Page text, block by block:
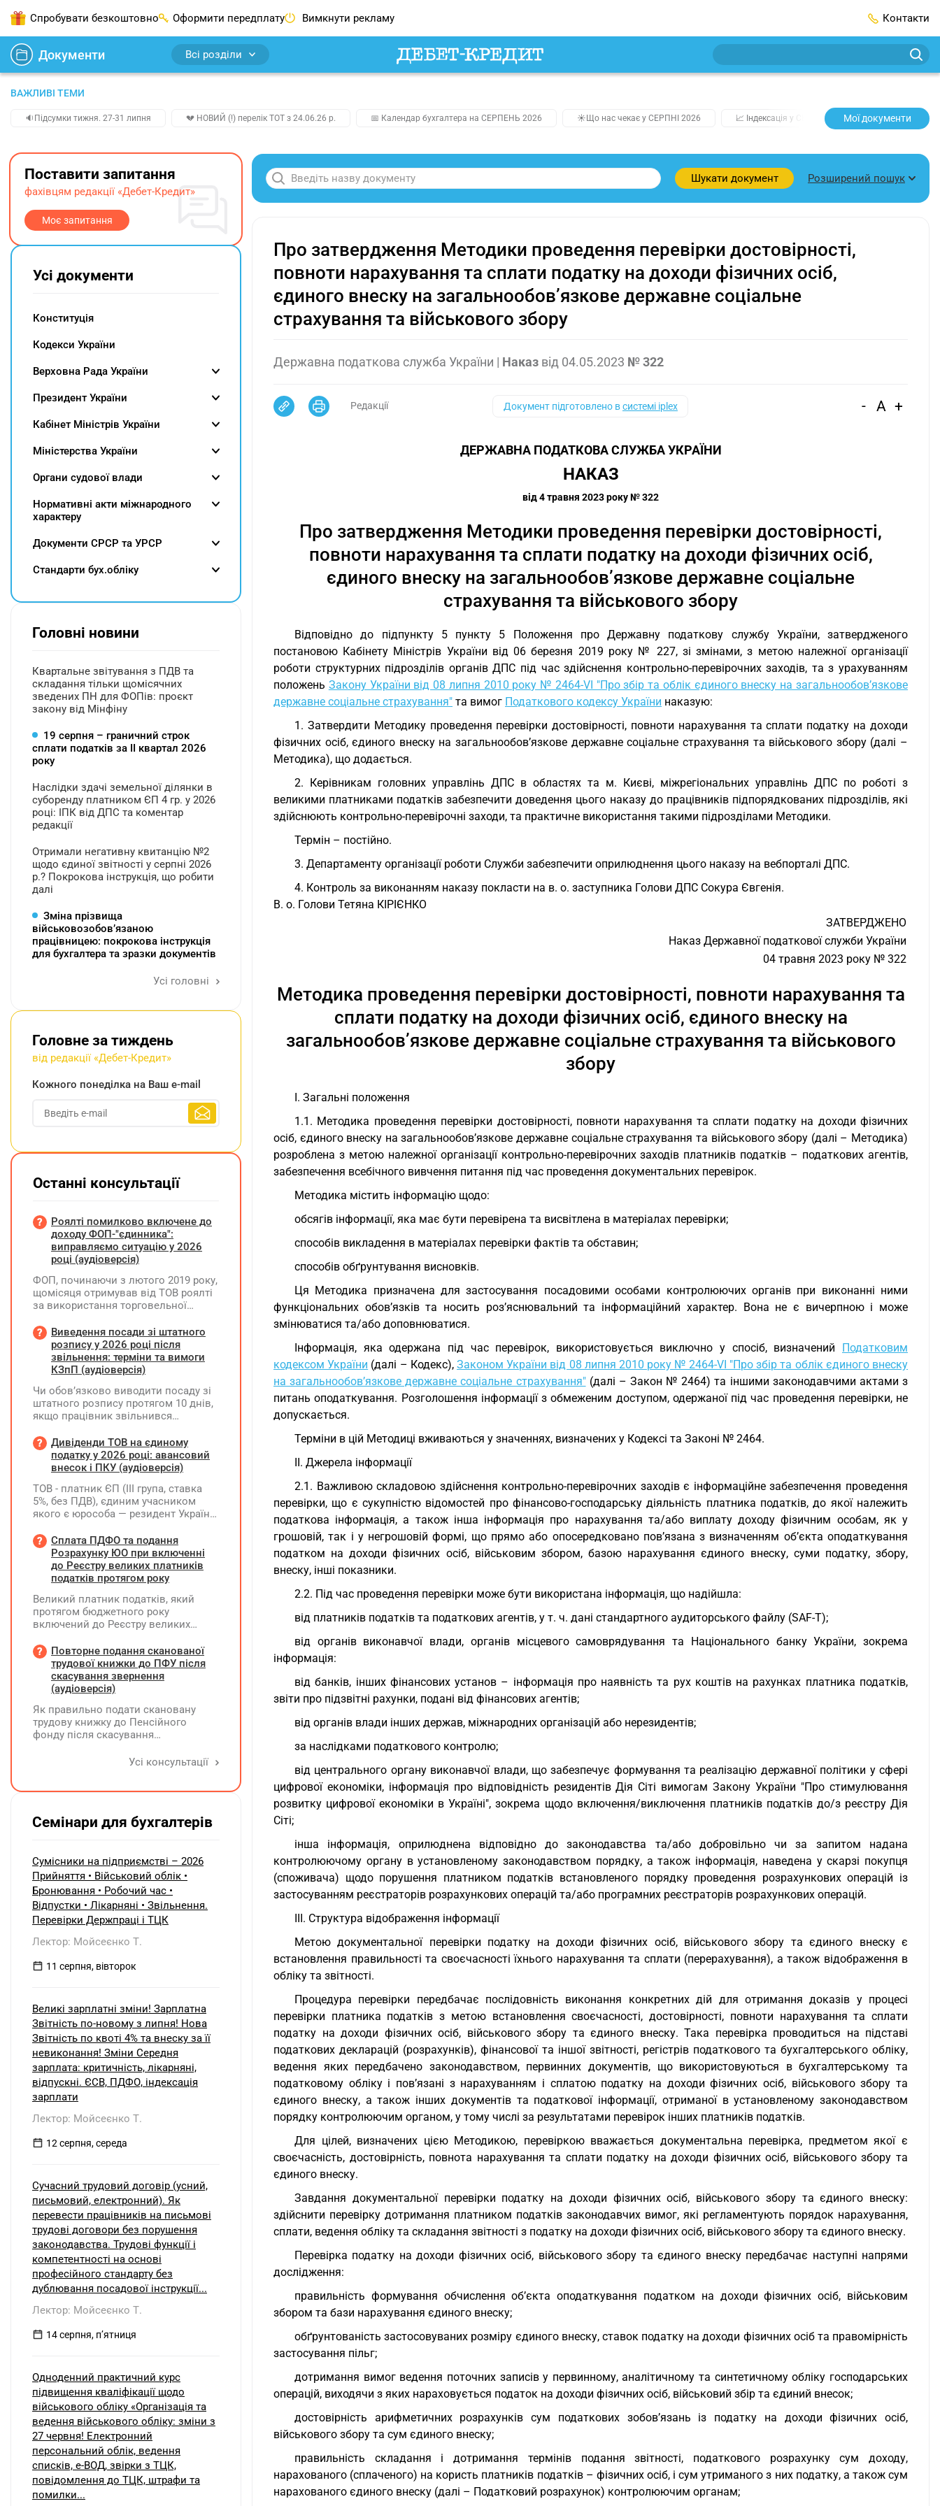
Спробувати безкоштовно Оформити передплату Вимкнути рекламу Контакти
Документи Всі розділи
ВАЖЛИВІ ТЕМИ
🔉Підсумки тижня. 27-31 липня 💔 НОВИЙ (!) перелік ТОТ з 24.06.26 р. 📅 Календар бухгалтера на СЕРПЕНЬ 2026 ☀️Що нас чекає у СЕРПНІ 2026 📈 Індексація у СЕРПНІ 2️⃣0️⃣2️⃣7️⃣ Усі
Мої документи
Шукати документ Розширений пошук
Про затвердження Методики проведення перевірки достовірності,
повноти нарахування та сплати податку на доходи фізичних осіб,
єдиного внеску на загальнообов’язкове державне соціальне
страхування та військового збору
Державна податкова служба України | Наказ від 04.05.2023 № 322
Редакції Документ підготовлено всистемі iplex - A +
ДЕРЖАВНА ПОДАТКОВА СЛУЖБА УКРАЇНИ
НАКАЗ
від 4 травня 2023 року № 322
Про затвердження Методики проведення перевірки достовірності,
повноти нарахування та сплати податку на доходи фізичних осіб,
єдиного внеску на загальнообов’язкове державне соціальне
страхування та військового збору
Відповідно до підпункту 5 пункту 5 Положення про Державну податкову службу України, затвердженого
постановою Кабінету Міністрів України від 06 березня 2019 року № 227, зі змінами, з метою належної організації
роботи структурних підрозділів органів ДПС під час здійснення контрольно-перевірочних заходів, та з урахуванням
положень Закону України від 08 липня 2010 року № 2464-VI "Про збір та облік єдиного внеску на загальнообов’язкове
державне соціальне страхування" та вимог Податкового кодексу України наказую:
1. Затвердити Методику проведення перевірки достовірності, повноти нарахування та сплати податку на доходи
фізичних осіб, єдиного внеску на загальнообов’язкове державне соціальне страхування та військового збору (далі –
Методика), що додається.
2. Керівникам головних управлінь ДПС в областях та м. Києві, міжрегіональних управлінь ДПС по роботі з
великими платниками податків забезпечити доведення цього наказу до працівників підпорядкованих підрозділів, які
здійснюють контрольно-перевірочні заходи, та практичне використання такими підрозділами Методики.
Термін – постійно.
3. Департаменту організації роботи Служби забезпечити оприлюднення цього наказу на вебпорталі ДПС.
4. Контроль за виконанням наказу покласти на в. о. заступника Голови ДПС Сокура Євгенія.
В. о. Голови Тетяна КІРІЄНКО
ЗАТВЕРДЖЕНО
Наказ Державної податкової служби України
04 травня 2023 року № 322
Методика проведення перевірки достовірності, повноти нарахування та
сплати податку на доходи фізичних осіб, єдиного внеску на
загальнообов’язкове державне соціальне страхування та військового
збору
I. Загальні положення
1.1. Методика проведення перевірки достовірності, повноти нарахування та сплати податку на доходи фізичних
осіб, єдиного внеску на загальнообов’язкове державне соціальне страхування та військового збору (далі – Методика)
розроблена з метою належної організації контрольно-перевірочних заходів платників податків – податкових агентів,
забезпечення всебічного вивчення питання під час проведення документальних перевірок.
Методика містить інформацію щодо:
обсягів інформації, яка має бути перевірена та висвітлена в матеріалах перевірки;
способів викладення в матеріалах перевірки фактів та обставин;
способів обґрунтування висновків.
Ця Методика призначена для застосування посадовими особами контролюючих органів при виконанні ними
функціональних обов’язків та носить роз’яснювальний та інформаційний характер. Вона не є вичерпною і може
змінюватися та/або доповнюватися.
Інформація, яка одержана під час перевірок, використовується виключно у спосіб, визначений Податковим
кодексом України (далі – Кодекс),Законом України від 08 липня 2010 року № 2464-VI "Про збір та облік єдиного внеску
на загальнообов’язкове державне соціальне страхування"(далі – Закон № 2464) та іншими законодавчими актами з
питань оподаткування. Розголошення інформації з обмеженим доступом, одержаної під час проведення перевірки, не
допускається.
Терміни в цій Методиці вживаються у значеннях, визначених у Кодексі та Законі № 2464.
II. Джерела інформації
2.1. Важливою складовою здійснення контрольно-перевірочних заходів є інформаційне забезпечення проведення
перевірки, що є сукупністю відомостей про фінансово-господарську діяльність платника податків, до якої належить
податкова інформація, а також інша інформація про нарахування та/або виплату доходу фізичним особам, як у
грошовій, так і у негрошовій формі, що прямо або опосередковано пов’язана з визначенням об’єкта оподаткування
податком на доходи фізичних осіб, військовим збором, базою нарахування єдиного внеску, суми податку, збору,
внеску, інші показники.
2.2. Під час проведення перевірки може бути використана інформація, що надійшла:
від платників податків та податкових агентів, у т. ч. дані стандартного аудиторського файлу (SAF-T);
від органів виконавчої влади, органів місцевого самоврядування та Національного банку України, зокрема
інформація:
від банків, інших фінансових установ – інформація про наявність та рух коштів на рахунках платника податків,
звіти про підзвітні рахунки, подані від фінансових агентів;
від органів влади інших держав, міжнародних організацій або нерезидентів;
за наслідками податкового контролю;
від центрального органу виконавчої влади, що забезпечує формування та реалізацію державної політики у сфері
цифрової економіки, інформація про відповідність резидентів Дія Сіті вимогам Закону України "Про стимулювання
розвитку цифрової економіки в Україні", зокрема щодо включення/виключення платників податків до/з реєстру Дія
Сіті;
інша інформація, оприлюднена відповідно до законодавства та/або добровільно чи за запитом надана
контролюючому органу в установленому законодавством порядку, а також інформація, наведена у скарзі покупця
(споживача) щодо порушення платником податків встановленого порядку проведення розрахункових операцій із
застосуванням реєстраторів розрахункових операцій та/або програмних реєстраторів розрахункових операцій.
III. Структура відображення інформації
Метою документальної перевірки податку на доходи фізичних осіб, військового збору та єдиного внеску є
встановлення правильності та своєчасності їхнього нарахування та сплати (перерахування), а також відображення в
обліку та звітності.
Процедура перевірки передбачає послідовність виконання конкретних дій для отримання доказів у процесі
перевірки платника податків з метою встановлення своєчасності, достовірності, повноти нарахування та сплати
податку на доходи фізичних осіб, військового збору та єдиного внеску. Така перевірка проводиться на підставі
податкових декларацій (розрахунків), фінансової та іншої звітності, регістрів податкового та бухгалтерського обліку,
ведення яких передбачено законодавством, первинних документів, що використовуються в бухгалтерському та
податковому обліку і пов’язані з нарахуванням і сплатою податку на доходи фізичних осіб, військового збору та
єдиного внеску, а також інших документів та податкової інформації, отриманої в установленому законодавством
порядку контролюючим органом, у тому числі за результатами перевірок інших платників податків.
Для цілей, визначених цією Методикою, перевіркою вважається документальна перевірка, предметом якої є
своєчасність, достовірність, повнота нарахування та сплати податку на доходи фізичних осіб, військового збору та
єдиного внеску.
Завдання документальної перевірки податку на доходи фізичних осіб, військового збору та єдиного внеску:
здійснити перевірку дотримання платником податків законодавчих вимог, які регламентують порядок нарахування,
сплати, ведення обліку та складання звітності з податку на доходи фізичних осіб, військового збору та єдиного внеску.
Перевірка податку на доходи фізичних осіб, військового збору та єдиного внеску передбачає наступні напрями
дослідження:
правильність формування обчислення об’єкта оподаткування податком на доходи фізичних осіб, військовим
збором та бази нарахування єдиного внеску;
обґрунтованість застосовуваних розміру єдиного внеску, ставок податку на доходи фізичних осіб та правомірність
застосування пільг;
дотримання вимог ведення поточних записів у первинному, аналітичному та синтетичному обліку господарських
операцій, виходячи з яких нараховується податок на доходи фізичних осіб, військовий збір та єдиний внесок;
достовірність арифметичних розрахунків сум податкових зобов’язань із податку на доходи фізичних осіб,
військового збору та сум єдиного внеску;
правильність складання і дотримання термінів подання звітності, податкового розрахунку сум доходу,
нарахованого (сплаченого) на користь платників податків – фізичних осіб, і сум утриманого з них податку, а також сум
нарахованого єдиного внеску (далі – Податковий розрахунок) контролюючим органам;
Поставити запитання
фахівцям редакції «Дебет-Кредит»
Моє запитання
Усі документи
Конституція
Кодекси України
Верховна Рада України
Президент України
Кабінет Міністрів України
Міністерства України
Органи судової влади
Нормативні акти міжнародного
характеру
Документи СРСР та УРСР
Cтандарти бух.обліку
Головні новини
Квартальне звітування з ПДВ та
складання тільки щомісячних
зведених ПН для ФОПів: проєкт
закону від Мінфіну
19 серпня – граничний строк
сплати податків за ІI квартал 2026
року
Наслідки здачі земельної ділянки в
суборенду платником ЄП 4 гр. у 2026
році: ІПК від ДПС та коментар
редакції
Отримали негативну квитанцію №2
щодо єдиної звітності у серпні 2026
р.? Покрокова інструкція, що робити
далі
Зміна прізвища
військовозобов’язаною
працівницею: покрокова інструкція
для бухгалтера та зразки документів
Усі головні
Головне за тиждень
від редакції «Дебет-Кредит»
Кожного понеділка на Ваш e-mail
Останні консультації
Роялті помилково включене до
доходу ФОП-"єдинника":
виправляємо ситуацію у 2026
році (аудіоверсія)
ФОП, починаючи з лютого 2019 року,
щомісяця отримував від ТОВ роялті
за використання торговельної
включав до доходу платника ЄП та
оподатковував за ставкою 5%.
Водночас ТОВ при виплаті роялті не
утримувало ПДФО та ВЗ. Як зараз
потрібно відображати отримані суми
у декларації "єдинника" за II квартал
2026 року? Чи можуть виникнути
зробити?
Виведення посади зі штатного
розпису у 2026 році після
звільнення: терміни та вимоги
КЗпП (аудіоверсія)
Чи обов’язково виводити посаду зі
штатного розпису протягом 10 днів,
якщо працівник звільнився
Дивіденди ТОВ на єдиному
податку у 2026 році: авансовий
внесок і ПКУ (аудіоверсія)
ТОВ - платник ЄП (ІІІ група, ставка
5%, без ПДВ), єдиним учасником
якого є юрособа — резидент України,
виплатити дивіденди за рахунок
нерозподіленого прибутку 2024–
2025 років у сумі 15 млн грн. Які
податкові наслідки виникають у
Сплата ПДФО та подання
Розрахунку ЮО при включенні
до Реєстру великих платників
податків протягом року
Великий платник податків, який
протягом бюджетного року
включений до Реєстру великих
за місцем попереднього обліку, а
Податковий розрахунок подає за
новим (основним) місцем обліку
Повторне подання сканованої
трудової книжки до ПФУ після
скасування звернення
(аудіоверсія)
Як правильно подати скановану
трудову книжку до Пенсійного
фонду після скасування
відсутність підпису на титульній
Усі консультації
Семінари для бухгалтерів
Сумісники на підприємстві – 2026
Прийняття • Військовий облік •
Бронювання • Робочий час •
Відпустки • Лікарняні • Звільнення.
Перевірки Держпраці і ТЦК
Лектор: Мойсеєнко Т.
11 серпня, вівторок
Великі зарплатні зміни! Зарплатна
Звітність по-новому з липня! Нова
Звітність по квоті 4% та внеску за її
невиконання! Зміни Середня
зарплата: критичність, лікарняні,
відпускні. ЄСВ, ПДФО, індексація
зарплати
Лектор: Мойсеєнко Т.
12 серпня, середа
Сучасний трудовий договір (усний,
письмовий, електронний). Як
перевести працівників на письмові
трудові договори без порушення
законодавства. Трудові функції і
компетентності на основі
професійного стандарту без
дублювання посадової інструкції...
Лектор: Мойсеєнко Т.
14 серпня, пʼятниця
Одноденний практичний курс
підвищення кваліфікації щодо
військового обліку «Організація та
ведення військового обліку: зміни з
27 червня! Електронний
персональний облік, ведення
списків, е-ВОД, звірки з ТЦК,
повідомлення до ТЦК, штрафи та
помилки...